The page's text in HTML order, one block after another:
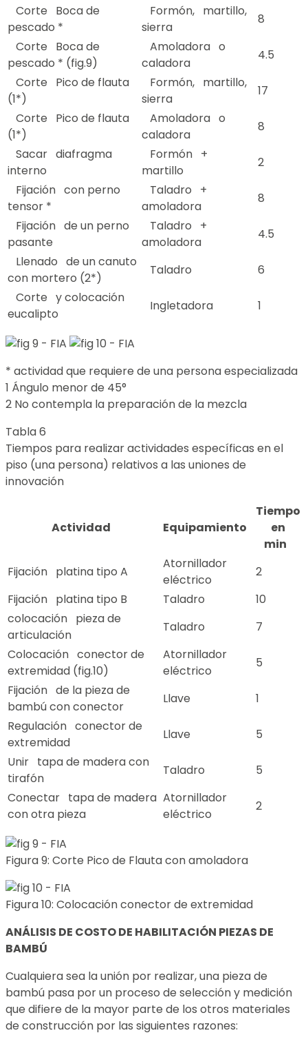
Corte Boca de
pescado *
Formón, martillo,
sierra
8
Corte Boca de
pescado * (fig.9)
Amoladora o
caladora
4.5
Corte Pico de flauta
(1*)
Formón, martillo,
sierra
17
Corte Pico de flauta
(1*)
Amoladora o
caladora
8
Sacar diafragma
interno
Formón +
martillo
2
Fijación con perno
tensor *
Taladro +
amoladora
8
Fijación de un perno
pasante
Taladro +
amoladora
4.5
Llenado de un canuto
con mortero (2*)
Taladro
6
Corte y colocación
eucalipto
Ingletadora 1
* actividad que requiere de una persona especializada
1 Ángulo menor de 45°
2 No contempla la preparación de la mezcla
Tabla 6
Tiempos para realizar actividades específicas en el
piso (una persona) relativos a las uniones de
innovación
Actividad Equipamiento
Tiempo
en
min
Fijación platina tipo A
Atornillador
eléctrico
2
Fijación platina tipo B
Taladro
10
colocación pieza de
articulación
Taladro
7
Colocación conector de
extremidad (fig.10)
Atornillador
eléctrico
5
Fijación de la pieza de
bambú con conector
Llave
1
Regulación conector de
extremidad
Llave
5
Unir tapa de madera con
tirafón
Taladro
5
Conectar tapa de madera
con otra pieza
Atornillador
eléctrico
2
Figura 9: Corte Pico de Flauta con amoladora
Figura 10: Colocación conector de extremidad
ANÁLISIS DE COSTO DE HABILITACIÓN PIEZAS DE
BAMBÚ
Cualquiera sea la unión por realizar, una pieza de
bambú pasa por un proceso de selección y medición
que difiere de la mayor parte de los otros materiales
de construcción por las siguientes razones: